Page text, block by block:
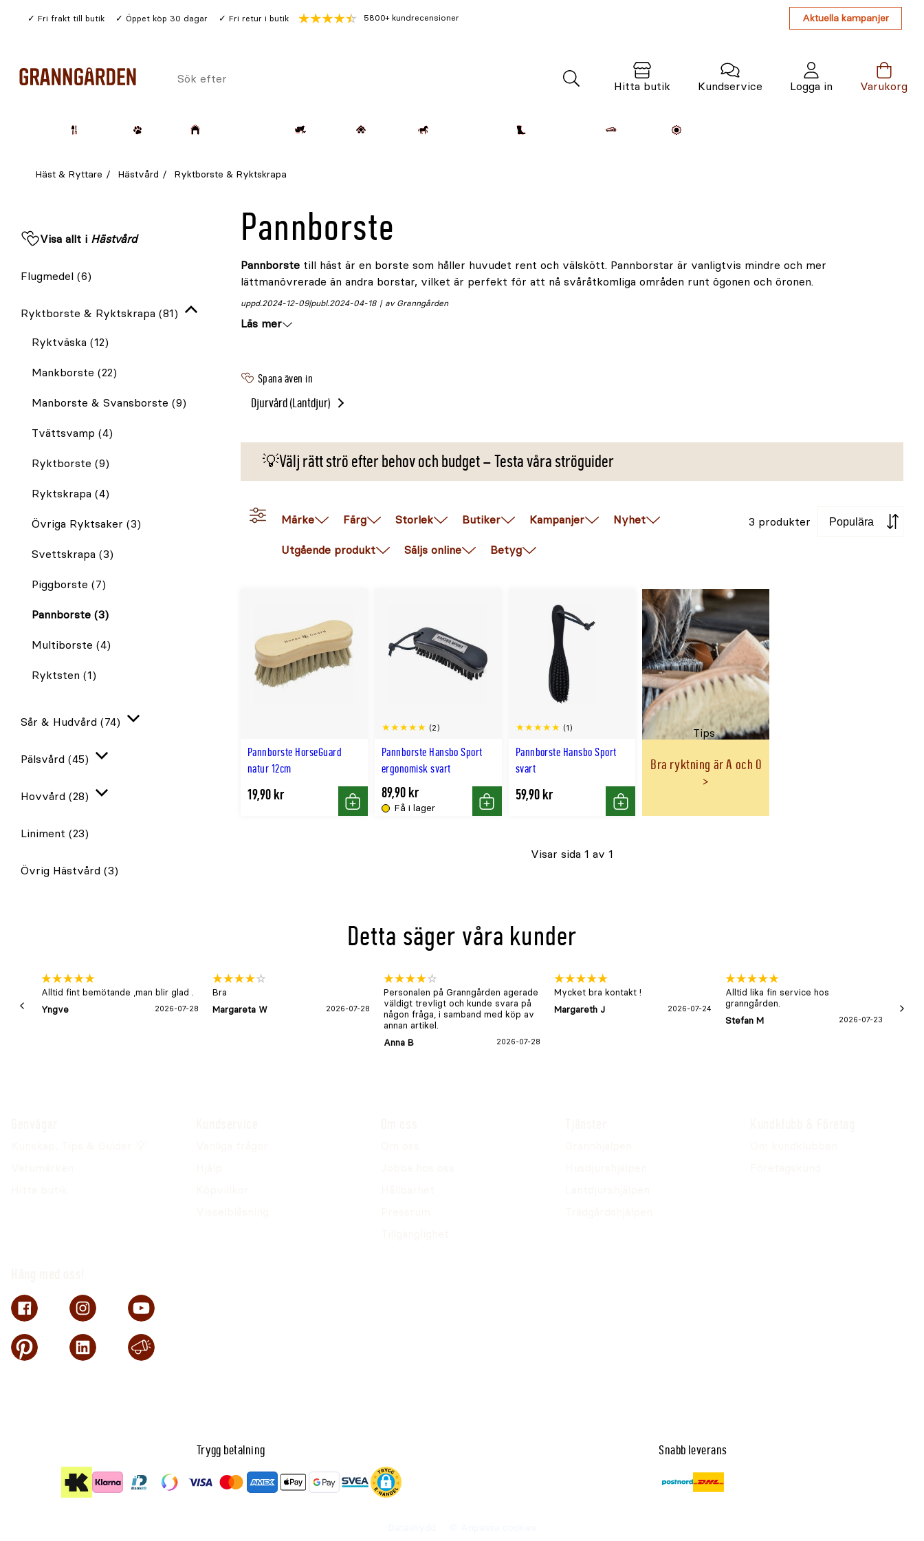
Fri frakt till butik Öppet köp 30 dagar Fri retur i butik 5800+ kundrecensioner Aktuella kampanjer
Sök
Hitta butik Kundservice Logga in Varukorg
Häst & Ryttare Hästvård Ryktborste & Ryktskrapa
Pannborste
Pannborste till häst är en borste som håller huvudet rent och välskött. Pannborstar är vanligtvis mindre och mer
lättmanövrerade än andra borstar, vilket är perfekt för att nå svåråtkomliga områden runt ögonen och öronen.
publ.2024-04-18
uppd.2024-12-09 av Granngården
Läs mer
Spana även in
Djurvård (lantdjur)
Visa allt i Hästvård
Flugmedel (6)
Ryktborste & Ryktskrapa (81)
Ryktväska (12)
Mankborste (22)
Manborste & Svansborste (9)
Tvättsvamp (4)
Ryktborste (9)
Ryktskrapa (4)
Övriga Ryktsaker (3)
Svettskrapa (3)
Piggborste (7)
Pannborste (3)
Multiborste (4)
Ryktsten (1)
Sår & Hudvård (74)
Pälsvård (45)
Hovvård (28)
Liniment (23)
Övrig Hästvård (3)
💡Välj rätt strö efter behov och budget – Testa våra ströguider
Märke Färg Storlek Butiker Kampanjer Nyhet
Utgående produkt Säljs online Betyg
Sortera
3 produkter
Pannborste HorseGuard
natur 12cm
19,90 kr
Köp
Pannborste Hansbo Sport
ergonomisk svart
(2)
Få i lager
89,90 kr
Köp
Pannborste Hansbo Sport
svart
(1)
59,90 kr
Köp
Tips
Bra ryktning är A och O
Visar sida 1 av 1
Detta säger våra kunder
Alltid fint bemötande ,man blir glad .
Yngve
2026-07-28
Bra
Margareta W
2026-07-28
Personalen på Granngården agerade
väldigt trevligt och kunde svara på
någon fråga, i samband med köp av
annan artikel.
Anna B
2026-07-28
Mycket bra kontakt !
Margareth J
2026-07-24
Alltid lika fin service hos
granngården.
Stefan M
2026-07-23
Trygg betalning Snabb leverans